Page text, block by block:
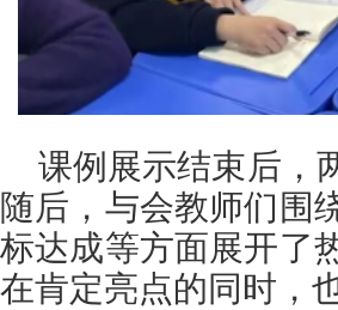
课例展示结束后，
随后，与会教师们围
标达成等方面展开了
在肯定亮点的同时，